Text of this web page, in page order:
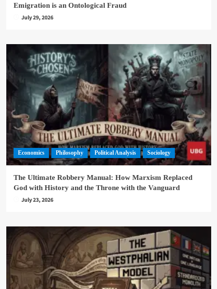
Emigration is an Ontological Fraud
July 29, 2026
Economics Philosophy Political Analysis Sociology
The Ultimate Robbery Manual: How Marxism Replaced
God with History and the Throne with the Vanguard
July 23, 2026